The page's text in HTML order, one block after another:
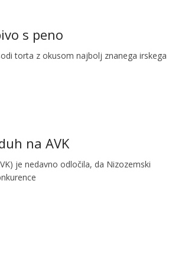
s peno
torta z okusom najbolj znanega irskega
na AVK
je nedavno odločila, da Nizozemski